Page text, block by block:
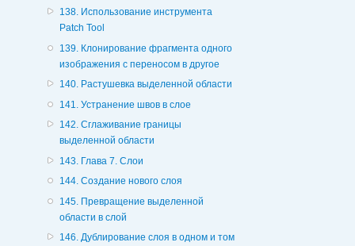
138. Использование инструмента
Patch Tool
139. Клонирование фрагмента одного
изображения с переносом в другое
140. Растушевка выделенной области
141. Устранение швов в слое
142. Сглаживание границы
выделенной области
143. Глава 7. Слои
144. Создание нового слоя
145. Превращение выделенной
области в слой
146. Дублирование слоя в одном и том